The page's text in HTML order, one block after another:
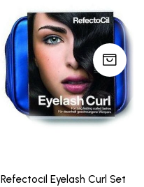
Refectocil Eyelash Curl Set